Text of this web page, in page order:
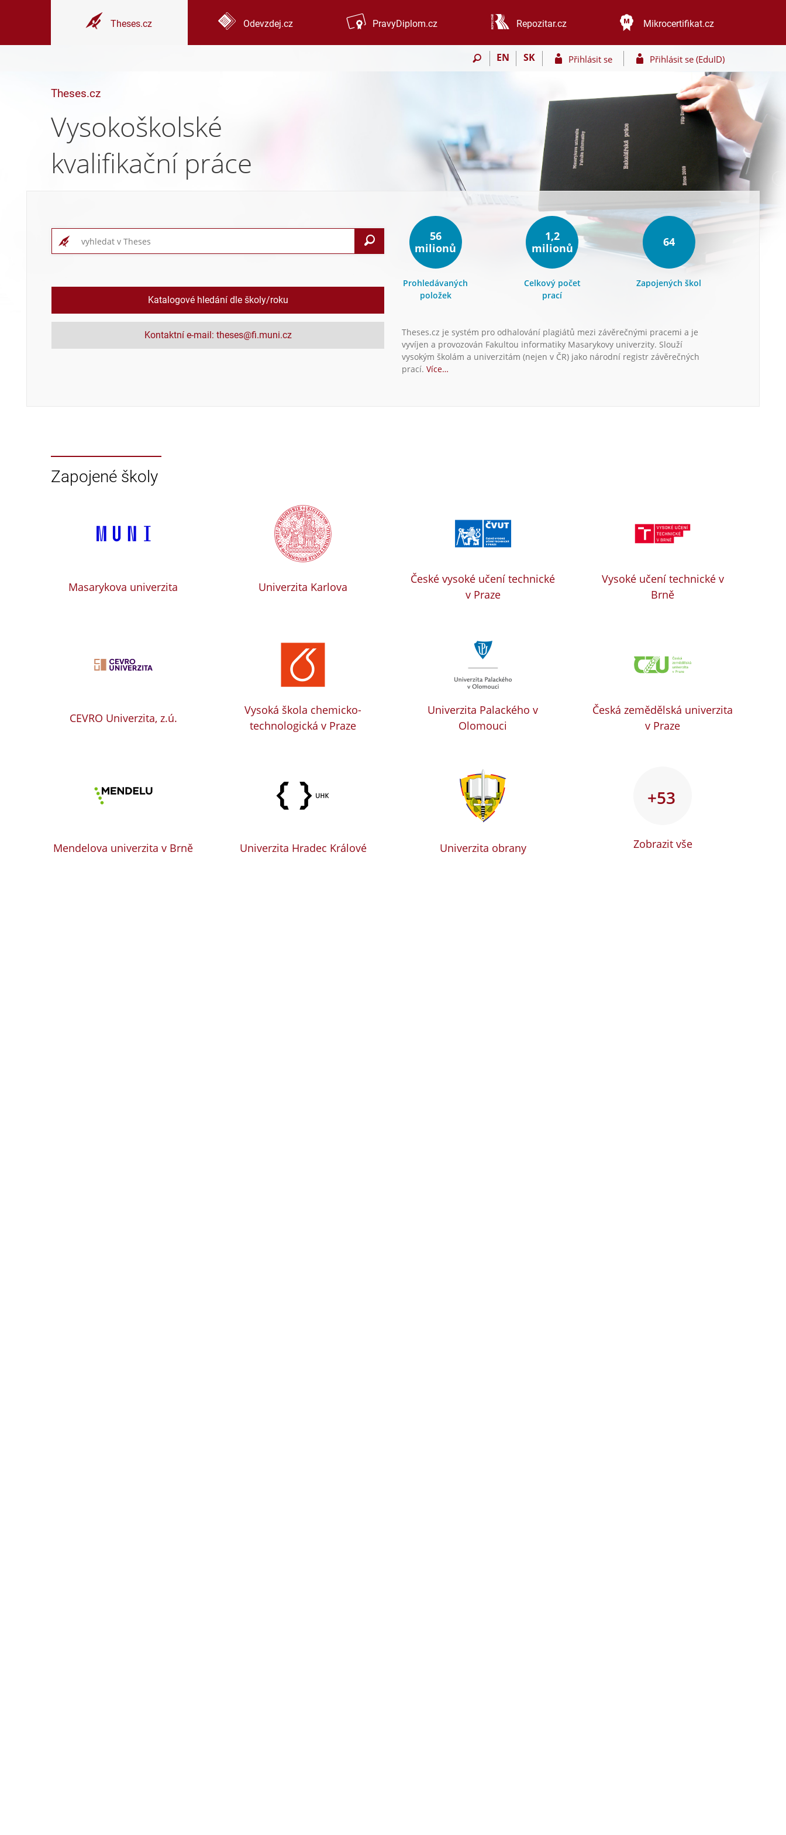
Theses.cz Odevzdej.cz PravyDiplom.cz Repozitar.cz Mikrocertifikat.cz
EN SK Přihlásit se Přihlásit se (EduID)
Theses.cz
Vysokoškolské
kvalifikační práce
Vyhledat
Katalogové hledání dle školy/roku
Kontaktní e-mail: theses@fi.muni.cz
56
milionů
Prohledávaných
položek
1,2
milionů
Celkový počet
prací
64
Zapojených škol
Theses.cz je systém pro odhalování plagiátů mezi závěrečnými pracemi a je
vyvíjen a provozován Fakultou informatiky Masarykovy univerzity. Slouží
vysokým školám a univerzitám (nejen v ČR) jako národní registr závěrečných
prací. Více…
Zapojené školy
Masarykova univerzita Univerzita Karlova
České vysoké učení technické
v Praze
Vysoké učení technické v
Brně
CEVRO Univerzita, z.ú.
Vysoká škola chemicko-
technologická v Praze
Univerzita Palackého v
Olomouci
Česká zemědělská univerzita
v Praze
Mendelova univerzita v Brně Univerzita Hradec Králové Univerzita obrany
+53
Zobrazit vše